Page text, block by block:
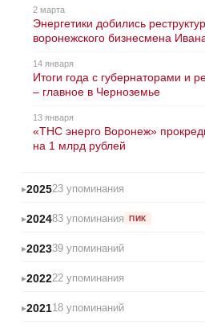
2 марта
Энергетики добились
воронежского бизнесмена
14 января
Итоги года с губернаторами и
– главное в Черноземье
13 января
«ТНС энерго Воронеж»
на 1 млрд рублей
202523 упоминания
202483 упоминания ПИК
202339 упоминаний
202222 упоминания
202118 упоминаний